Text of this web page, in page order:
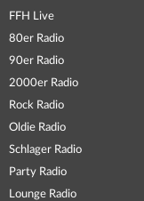
FFH Live
80er Radio
90er Radio
2000er Radio
Rock Radio
Oldie Radio
Schlager Radio
Party Radio
Lounge Radio